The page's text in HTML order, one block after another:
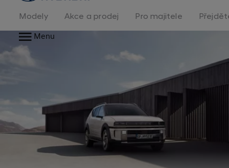
na
homepage
Modely Akce a prodej Pro majitele
Menu